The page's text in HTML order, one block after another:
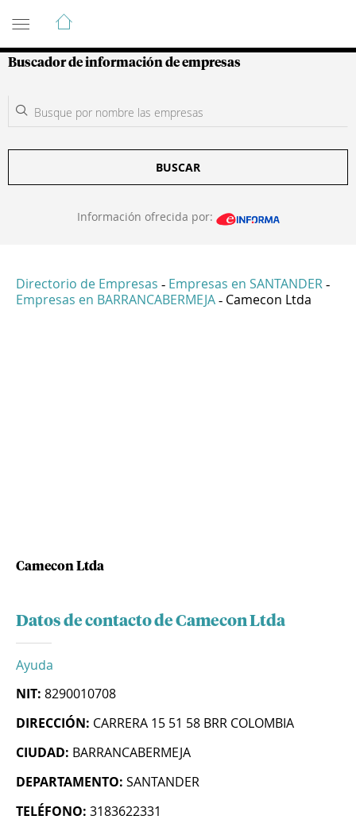
Guía de Empresas Colombianas
Buscador de información de empresas
BUSCAR
Información ofrecida por:
Directorio de Empresas - Empresas en SANTANDER -
Empresas en BARRANCABERMEJA - Camecon Ltda
Camecon Ltda
Datos de contacto de Camecon Ltda
Ayuda
NIT: 8290010708
DIRECCIÓN: CARRERA 15 51 58 BRR COLOMBIA
CIUDAD: BARRANCABERMEJA
DEPARTAMENTO: SANTANDER
TELÉFONO: 3183622331